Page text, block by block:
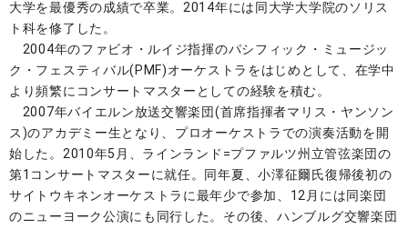
大学を最優秀の成績で卒業。2014年には同大学大学院のソリス
ト科を修了した。
2004年のファビオ・ルイジ指揮のパシフィック・ミュージッ
ク・フェスティバル(PMF)オーケストラをはじめとして、在学中
より頻繁にコンサートマスターとしての経験を積む。
2007年バイエルン放送交響楽団(首席指揮者マリス・ヤンソン
ス)のアカデミー生となり、プロオーケストラでの演奏活動を開
始した。2010年5月、ラインランド=プファルツ州立管弦楽団の
第1コンサートマスターに就任。同年夏、小澤征爾氏復帰後初の
サイトウキネンオーケストラに最年少で参加、12月には同楽団
のニューヨーク公演にも同行した。その後、ハンブルグ交響楽団